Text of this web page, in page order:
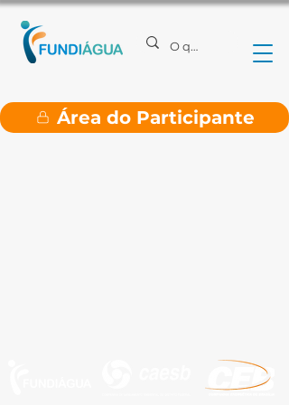
Área do Participante